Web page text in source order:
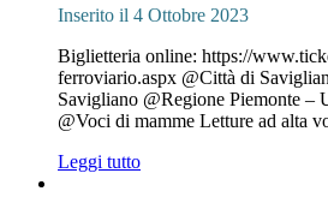
Inserito il 4 Ottobre 2023
Biglietteria online: https://
ferroviario.aspx @Città di
Savigliano @Regione Piemonte –
@Voci di mamme Letture ad alta
Leggi tutto